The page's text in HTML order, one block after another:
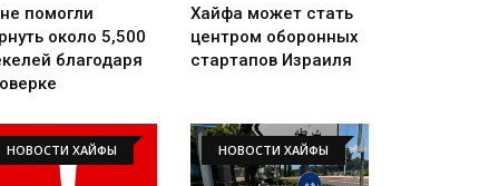
помогли
около 5,500
благодаря
Хайфа может стать
центром оборонных
стартапов Израиля
НОВОСТИ ХАЙФЫ НОВОСТИ ХАЙФЫ